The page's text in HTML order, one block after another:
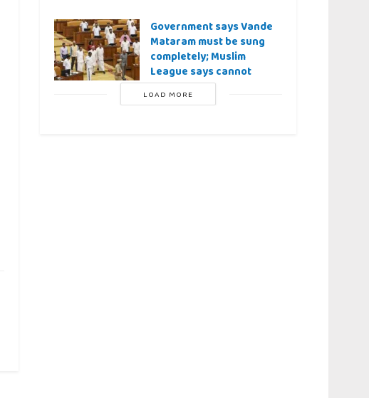
Quiz Question
Government says Vande
Mataram must be sung
completely; Muslim
League says cannot
LOAD MORE